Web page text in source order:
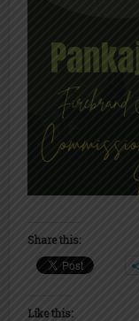
Share this:
Like this: